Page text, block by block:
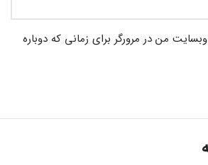
من در مرورگر برای زمانی که دوباره